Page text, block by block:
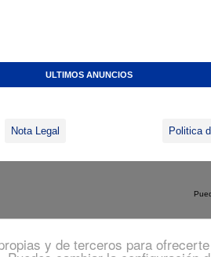
y de terceros para
ULTIMOS ANUNCIOS
Nota Legal Politica